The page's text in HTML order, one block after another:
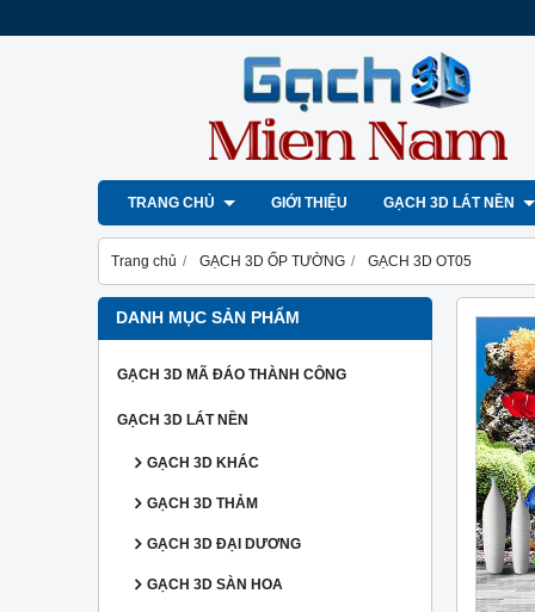
TRANG CHỦ GIỚI THIỆU GẠCH 3D LÁT NỀN
Trang chủ GẠCH 3D ỐP TƯỜNG GẠCH 3D OT05
DANH MỤC SẢN PHẨM
GẠCH 3D MÃ ĐÁO THÀNH CÔNG
GẠCH 3D LÁT NỀN
GẠCH 3D KHÁC
GẠCH 3D THẢM
GẠCH 3D ĐẠI DƯƠNG
GẠCH 3D SÀN HOA